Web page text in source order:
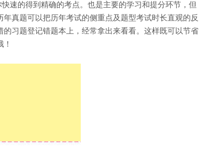
的得到精确的考点。也是主要的学习和提分环节，但
真题可以把历年考试的侧重点及题型考试时长直观的反
习题登记错题本上，经常拿出来看看。这样既可以节省